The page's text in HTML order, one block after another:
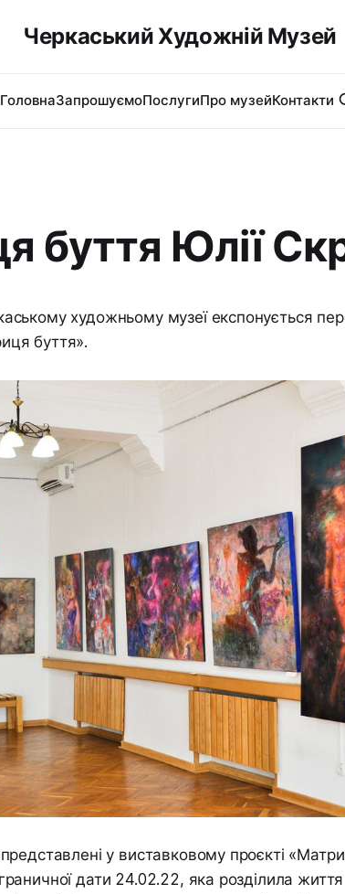
Черкаський Художній Музей
ГоловнаЗапрошуємоПослугиПро музейКонтакти
буття Юлії
художньому музеї експонується
буття».
у виставковому проєкті
дати 24.02.22, яка розділила життя